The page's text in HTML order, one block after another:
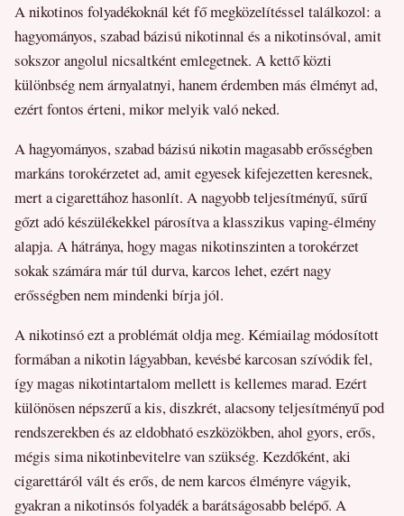
A nikotinos folyadékoknál két fő megközelítéssel találkozol: a
hagyományos, szabad bázisú nikotinnal és a nikotinsóval, amit
sokszor angolul nicsaltként emlegetnek. A kettő közti
különbség nem árnyalatnyi, hanem érdemben más élményt ad,
ezért fontos érteni, mikor melyik való neked.
A hagyományos, szabad bázisú nikotin magasabb erősségben
markáns torokérzetet ad, amit egyesek kifejezetten keresnek,
mert a cigarettához hasonlít. A nagyobb teljesítményű, sűrű
gőzt adó készülékekkel párosítva a klasszikus vaping-élmény
alapja. A hátránya, hogy magas nikotinszinten a torokérzet
sokak számára már túl durva, karcos lehet, ezért nagy
erősségben nem mindenki bírja jól.
A nikotinsó ezt a problémát oldja meg. Kémiailag módosított
formában a nikotin lágyabban, kevésbé karcosan szívódik fel,
így magas nikotintartalom mellett is kellemes marad. Ezért
különösen népszerű a kis, diszkrét, alacsony teljesítményű pod
rendszerekben és az eldobható eszközökben, ahol gyors, erős,
mégis sima nikotinbevitelre van szükség. Kezdőként, aki
cigarettáról vált és erős, de nem karcos élményre vágyik,
gyakran a nikotinsós folyadék a barátságosabb belépő. A